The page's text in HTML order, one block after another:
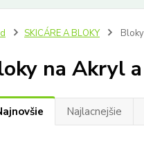
SKICÁRE A BLOKY
na Akryl
Najlacnejšie